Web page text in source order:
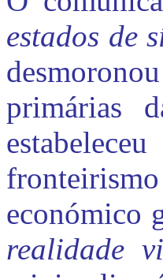
estados de
primárias
fronteirismo
económico
realidade